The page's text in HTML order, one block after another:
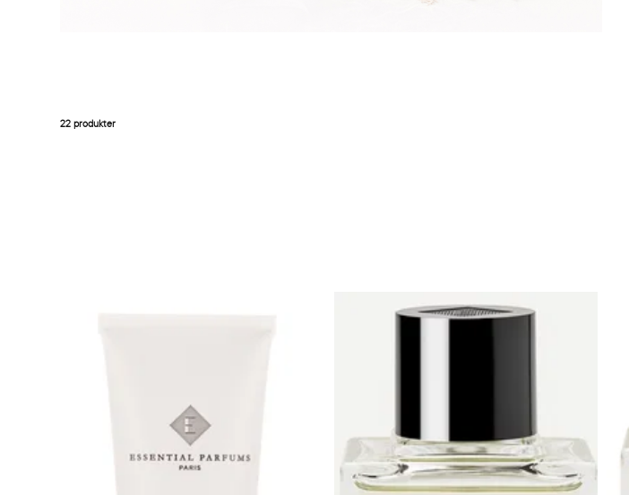
22 produkter